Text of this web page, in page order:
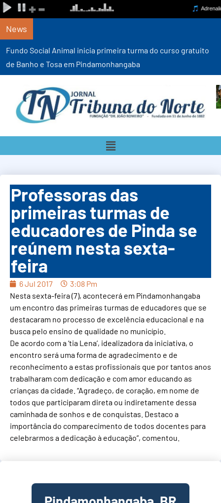
News
Fundo Social Animal inicia primeira turma do curso gratuito
de Banho e Tosa em Pindamonhangaba
Professoras das
primeiras turmas de
educadores de Pinda se
reúnem nesta sexta-
feira
6 Jul 2017
3:08 Pm
Nesta sexta-feira (7), acontecerá em Pindamonhangaba
um encontro das primeiras turmas de educadores que se
destacaram no processo de excelência educacional e na
busca pelo ensino de qualidade no município.
De acordo com a ‘tia Lena’, idealizadora da iniciativa, o
encontro será uma forma de agradecimento e de
reconhecimento a estas profissionais que por tantos anos
trabalharam com dedicação e com amor educando as
crianças da cidade. “Agradeço, de coração, em nome de
todos que participaram direta ou indiretamente dessa
caminhada de sonhos e de conquistas. Destaco a
importância do comparecimento de todos docentes para
celebrarmos a dedicação à educação”, comentou.